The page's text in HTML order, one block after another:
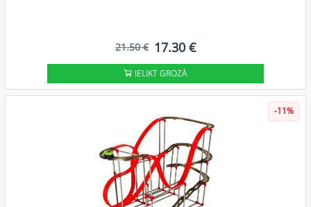
21.50 € 17.30 €
IELIKT GROZĀ
-11%